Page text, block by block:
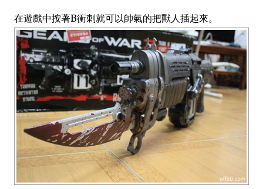
在遊戲中按著B衝刺就可以帥氣的把獸人插起來。